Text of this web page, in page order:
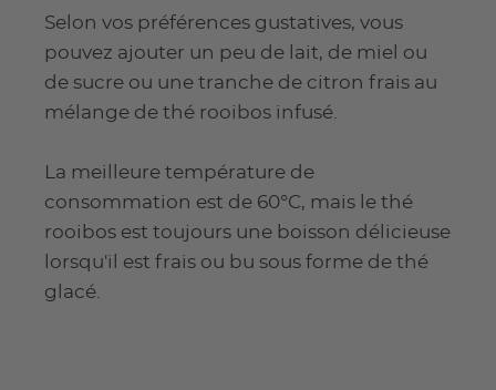
Selon vos préférences gustatives, vous
pouvez ajouter un peu de lait, de miel ou
de sucre ou une tranche de citron frais au
mélange de thé rooibos infusé.
La meilleure température de
consommation est de 60°C, mais le thé
rooibos est toujours une boisson délicieuse
lorsqu'il est frais ou bu sous forme de thé
glacé.